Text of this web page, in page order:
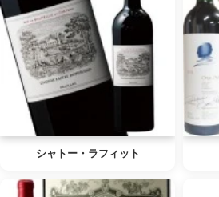
シャトー・ラフィット